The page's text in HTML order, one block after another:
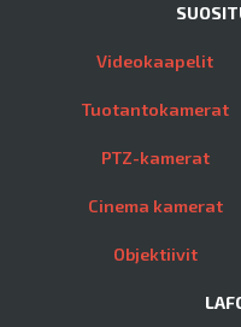
Videokaapelit
Tuotantokamerat
PTZ-kamerat
Cinema kamerat
Objektiivit